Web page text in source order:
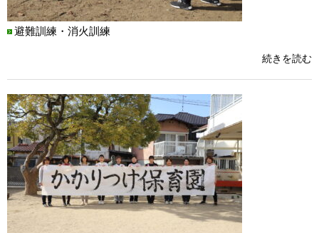
避難訓練・消火訓練
続きを読む